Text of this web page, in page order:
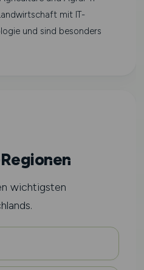
mit IT-
und sind besonders
wichtigsten